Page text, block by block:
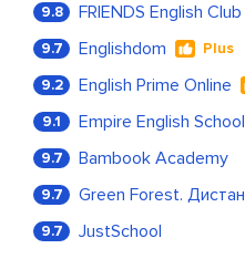
9.8 FRIENDS English Club
9.7 Englishdom Plus
9.2 English Prime Online
9.1 Empire English School
9.7 Bambook Academy
9.7
9.7 JustSchool